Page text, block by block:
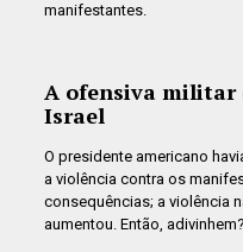
manifestantes.
A ofensiva militar
Israel
O presidente americano
a violência contra os
consequências; a violência
aumentou. Então,